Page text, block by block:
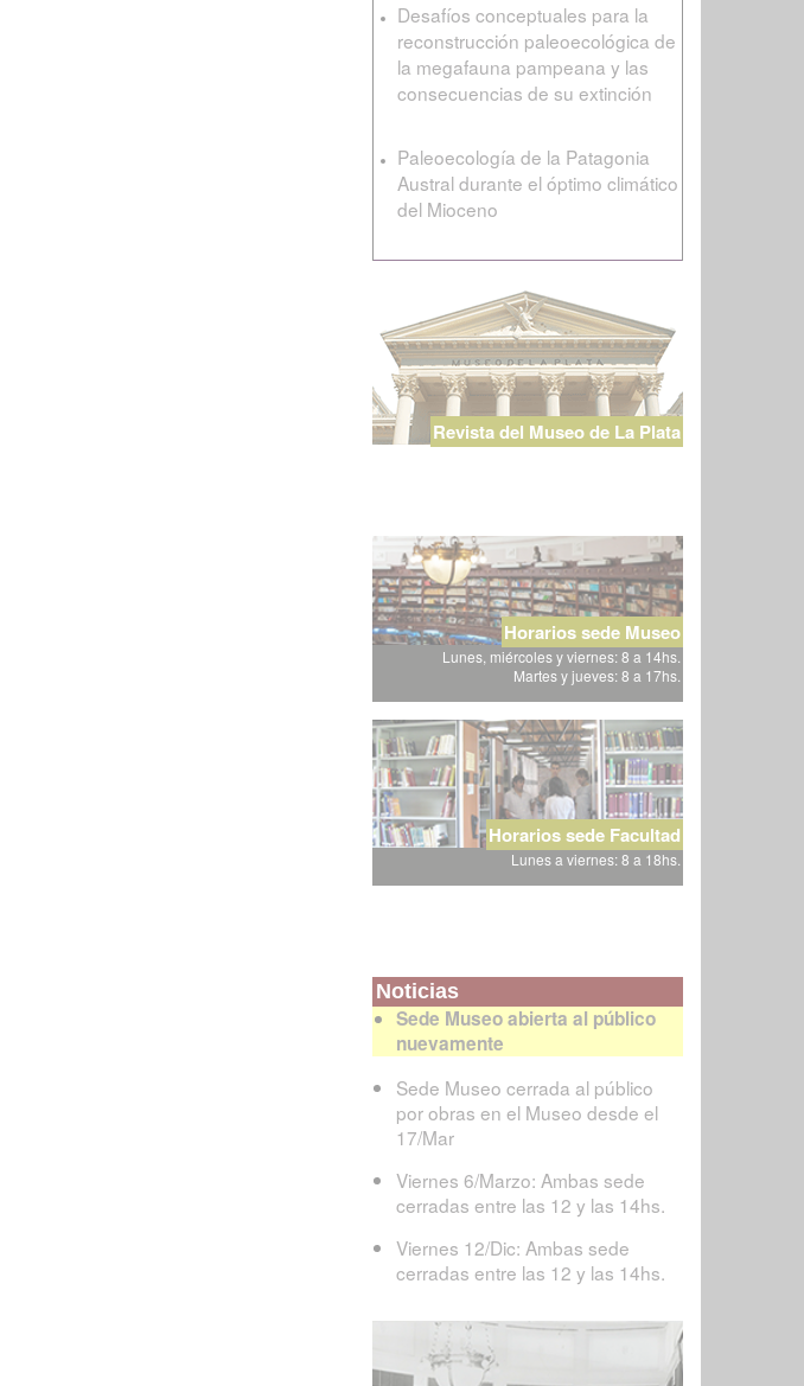
Desafíos conceptuales para la
reconstrucción paleoecológica de
la megafauna pampeana y las
consecuencias de su extinción
Paleoecología de la Patagonia
Austral durante el óptimo climático
del Mioceno
Revista del Museo de La Plata
Horarios sede Museo
Lunes, miércoles y viernes: 8 a 14hs.
Martes y jueves: 8 a 17hs.
Horarios sede Facultad
Lunes a viernes: 8 a 18hs.
Noticias
Sede Museo abierta al público
nuevamente
Sede Museo cerrada al público
por obras en el Museo desde el
17/Mar
Viernes 6/Marzo: Ambas sede
cerradas entre las 12 y las 14hs.
Viernes 12/Dic: Ambas sede
cerradas entre las 12 y las 14hs.